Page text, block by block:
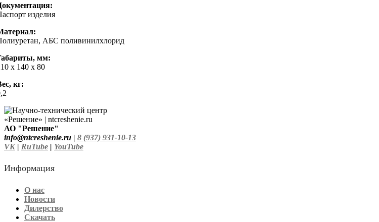
изделия
АБС поливинилхлорид
мм:
х 140 х 80
кг:
АО "Решение"
info@ntcreshenie.ru | 8 (937) 931-10-13
VK| RuTube | YouTube
Информация
О нас
Новости
Дилерство
Скачать